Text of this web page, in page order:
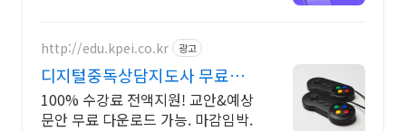
http://edu.kpei.co.kr 광고
디지털중독상담지도사 무료수
강 마감임박
100% 수강료 전액지원! 교안&예상
문안 무료 다운로드 가능. 마감임박.